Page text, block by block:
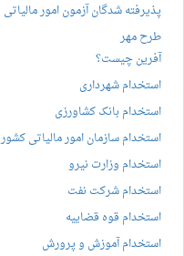
پذیرفته شدگان آزمون امور مالیاتی
طرح مهر
آفرین چیست؟
استخدام شهرداری
استخدام بانک کشاورزی
استخدام سازمان امور مالیاتی کشور
استخدام وزارت نیرو
استخدام شرکت نفت
استخدام قوه قضاییه
استخدام آموزش و پرورش